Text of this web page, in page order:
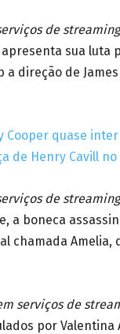
de streaming
sua
a direção de
Cooper quase
de Henry Cavill
de streaming
a boneca
chamada Amelia,
serviços de
por